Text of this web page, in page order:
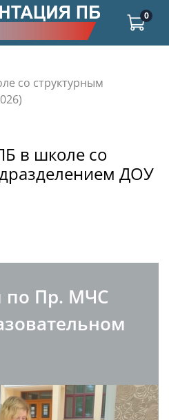
0
со структурным
в школе со
ДОУ
по Пр. МЧС